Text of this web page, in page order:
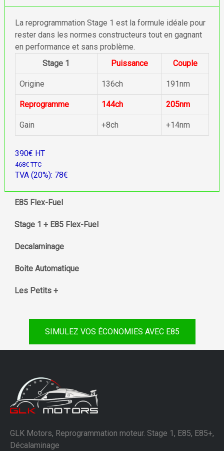
La reprogrammation Stage 1 est la formule idéale pour
rester dans les normes constructeurs tout en gagnant
en performance et sans problème.
Stage 1
Puissance Couple
Origine 136ch 191nm
Reprogramme 144ch 205nm
Gain +8ch +14nm
390€ HT
468€ TTC
TVA (20%): 78€
E85 Flex-Fuel
Stage 1 + E85 Flex-Fuel
Decalaminage
Boite Automatique
Les Petits +
SIMULEZ VOS ÉCONOMIES AVEC E85
GLK Motors, Reprogrammation moteur. Stage 1, E85, E85+,
Décalaminage